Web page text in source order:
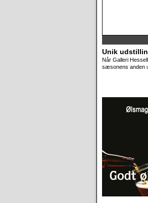
Unik
Når Galleri
sæsonens anden